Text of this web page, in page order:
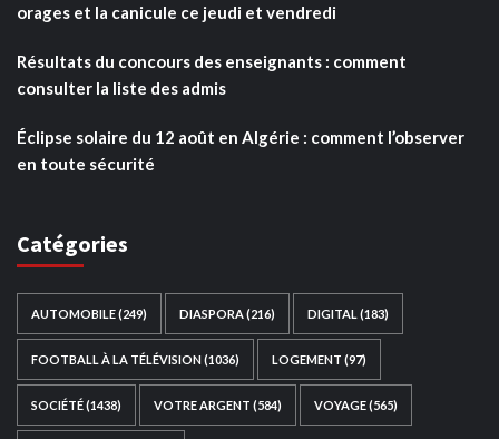
orages et la canicule ce jeudi et vendredi
Résultats du concours des enseignants : comment
consulter la liste des admis
Éclipse solaire du 12 août en Algérie : comment l’observer
en toute sécurité
Catégories
AUTOMOBILE(249) DIASPORA (216) DIGITAL (183)
FOOTBALL À LA TÉLÉVISION(1036) LOGEMENT (97)
SOCIÉTÉ(1438) VOTRE ARGENT (584) VOYAGE(565)